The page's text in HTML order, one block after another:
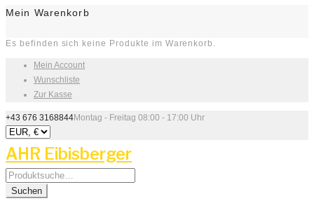
Mein Warenkorb
Es befinden sich keine Produkte im Warenkorb.
Mein Account
Wunschliste
Zur Kasse
+43 676 3168844Montag - Freitag 08:00 - 17:00 Uhr
AHR Eibisberger
Search
for:
Suchen